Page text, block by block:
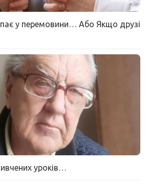
у перемовини… Або Якщо друзі
уроків…